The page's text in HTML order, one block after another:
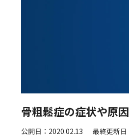
骨粗鬆症の症状や原
公開日：2020.02.13 最終更新